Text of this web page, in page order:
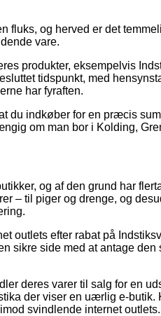
fluks, og herved er det
vare.
produkter, eksempelvis
tidspunkt, med
har fyraften.
du indkøber for en præcis
om man bor i Kolding,
og af den grund har
– til piger og drenge, og
outlets efter rabat på
sikre side med at antage den
deres varer til salg for en
der viser en uærlig e-butik.
svindlende internet outlets.